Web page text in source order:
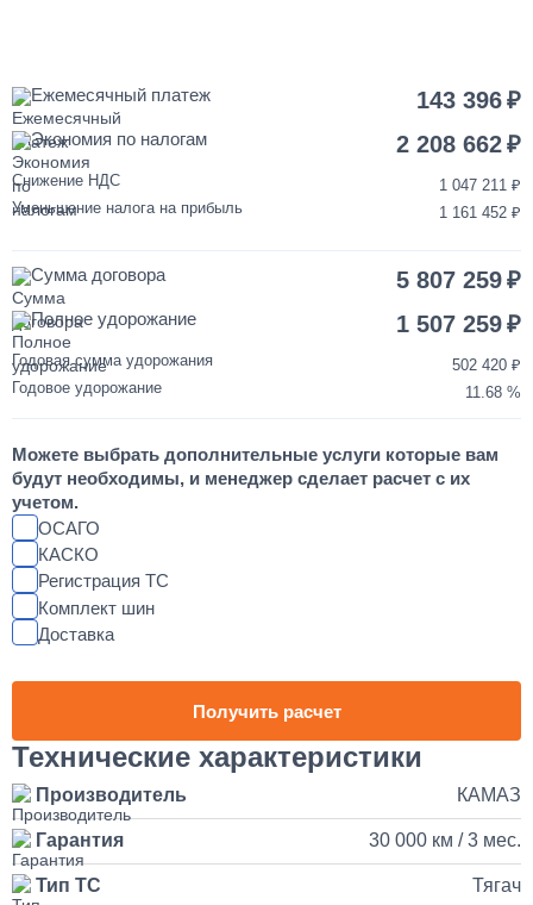
40 000
1 день
от 2 до 3 дней
55 000
Установка магнитолы и динамиков в КАМАЗ
Наращивание кузова и бортов на КАМАЗ
150 000
от 5 до 10 дней
Ежемесячный платеж 143 396
Экономия по налогам 2 208 662
Снижение НДС
1 047 211
Уменьшение налога на прибыль
1 161 452
Сумма договора 5 807 259
Полное удорожание 1 507 259
Годовая сумма удорожания
502 420
Годовое удорожание
11.68
Можете выбрать дополнительные услуги которые вам
будут необходимы, и менеджер сделает расчет с их
учетом.
ОСАГО
КАСКО
Регистрация ТС
Комплект шин
Доставка
Получить расчет
Технические характеристики
Производитель КАМАЗ
Гарантия 30 000 км / 3 мес.
Тип ТС Тягач